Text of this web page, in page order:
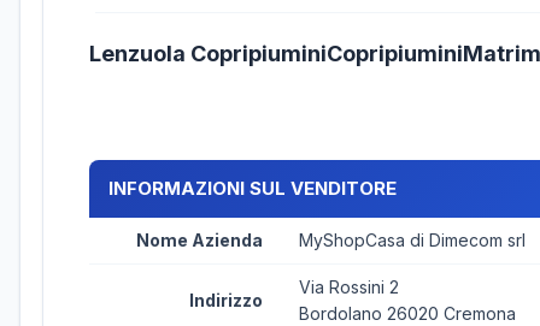
Lenzuola
INFORMAZIONI SUL VENDITORE
Nome Azienda MyShopCasa di Dimecom srl
Indirizzo
Via Rossini 2
Bordolano 26020 Cremona